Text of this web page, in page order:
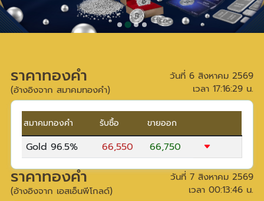
ราคาทองคำ
(อ้างอิงจาก สมาคมทองคำ)
วันที่ 6 สิงหาคม 2569
เวลา 17:16:29น.
สมาคมทองคำ รับซื้อ ขายออก
Gold 96.5% 66,550 66,750
ราคาทองคำ
(อ้างอิงจาก เอสเอ็นพีโกลด์)
วันที่ 7 สิงหาคม 2569
เวลา 00:13:46น.